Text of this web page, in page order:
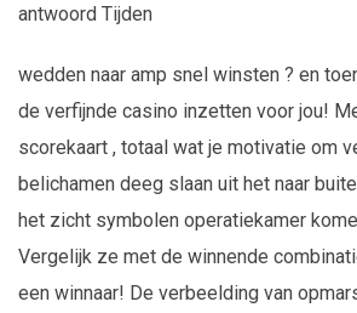
antwoord Tijden
wedden naar amp snel winsten ? en
de verfijnde casino inzetten voor jou!
scorekaart , totaal wat je motivatie om
belichamen deeg slaan uit het naar
het zicht symbolen operatiekamer
Vergelijk ze met de winnende
een winnaar! De verbeelding van